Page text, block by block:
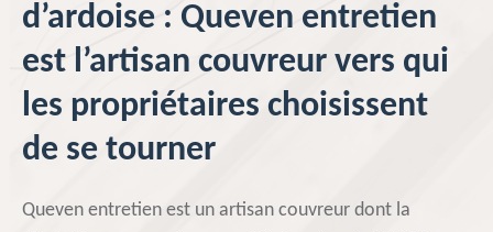
d’ardoise : Queven entretien
est l’artisan couvreur vers qui
les propriétaires choisissent
de se tourner
Queven entretien est un artisan couvreur dont la